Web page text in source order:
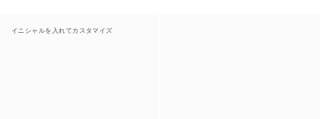
イニシャルを入れてカスタマイズ